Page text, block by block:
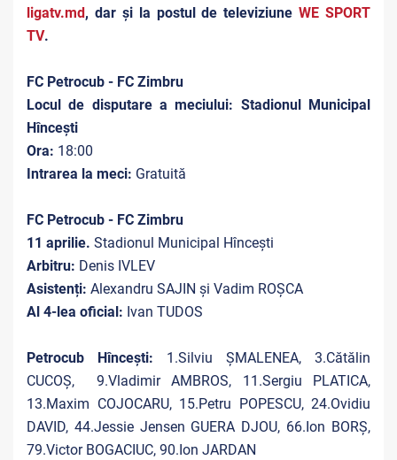
ligatv.md , dar și la postul de televiziuneWE SPORT
TV.
FC Petrocub - FC Zimbru
Locul de disputare a meciului: Stadionul Municipal
Hîncești
Ora: 18:00
Intrarea la meci: Gratuită
FC Petrocub - FC Zimbru
11 aprilie. Stadionul Municipal Hîncești
Arbitru: Denis IVLEV
Asistenți: Alexandru SAJIN și Vadim ROȘCA
Al 4-lea oficial: Ivan TUDOS
Petrocub Hîncești: 1.Silviu ȘMALENEA, 3.Cătălin
CUCOȘ, 9.Vladimir AMBROS, 11.Sergiu PLATICA,
13.Maxim COJOCARU, 15.Petru POPESCU, 24.Ovidiu
DAVID, 44.Jessie Jensen GUERA DJOU, 66.Ion BORȘ,
79.Victor BOGACIUC, 90.Ion JARDAN